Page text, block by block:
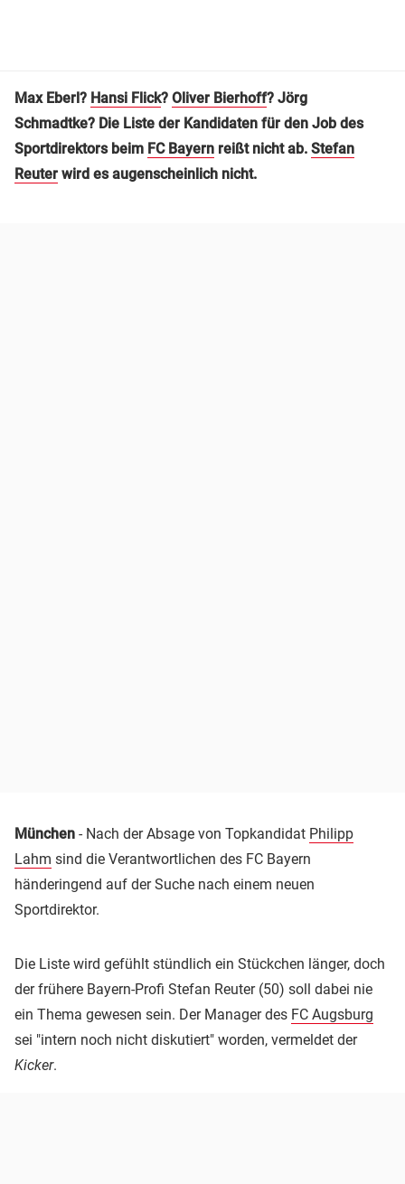
Max Eberl? Hansi Flick? Oliver Bierhoff? Jörg
Schmadtke? Die Liste der Kandidaten für den Job des
Sportdirektors beim FC Bayern reißt nicht ab. Stefan
Reuter wird es augenscheinlich nicht.
München - Nach der Absage von Topkandidat Philipp
Lahm sind die Verantwortlichen des FC Bayern
händeringend auf der Suche nach einem neuen
Sportdirektor.
Die Liste wird gefühlt stündlich ein Stückchen länger, doch
der frühere Bayern-Profi Stefan Reuter (50) soll dabei nie
ein Thema gewesen sein. Der Manager des FC Augsburg
sei "intern noch nicht diskutiert" worden, vermeldet der
Kicker.